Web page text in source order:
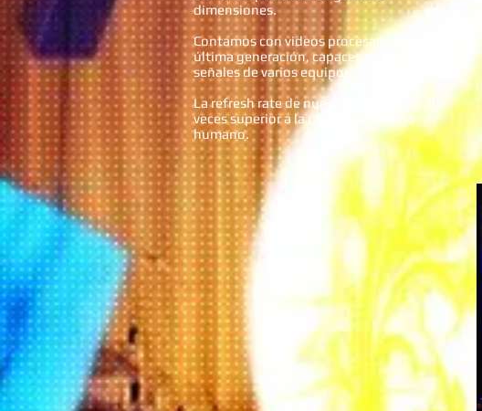
dimensiones.
Contamos con videos procesadores de
última generación, capaces de recibir
señales de varios equipos.
La refresh rate de nuestra pantalla es 20
veces superior a la capacidad del ojo
humano.